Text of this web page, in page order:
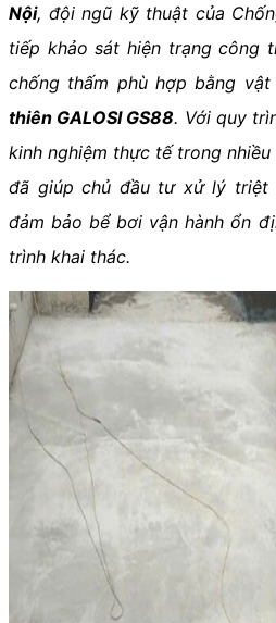
Nội, đội ngũ kỹ thuật của
tiếp khảo sát hiện trạng công
chống thấm phù hợp bằng
thiên GALOSI GS88. Với quy
kinh nghiệm thực tế trong
đã giúp chủ đầu tư xử lý triệt
đảm bảo bể bơi vận hành ổn
trình khai thác.